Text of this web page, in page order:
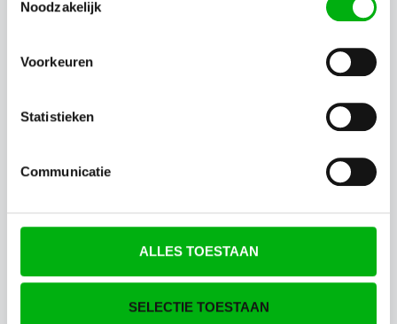
Noodzakelijk
Voorkeuren
Statistieken
Communicatie
ALLES TOESTAAN
SELECTIE TOESTAAN
Hollandse ambachten
Koloniaal Nederland